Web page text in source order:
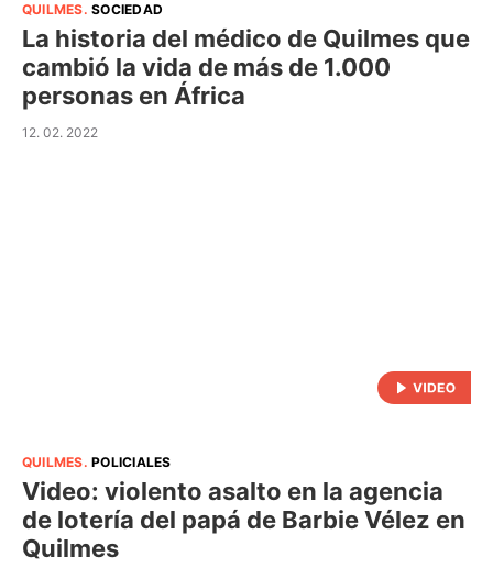
QUILMES.SOCIEDAD
La historia del médico de Quilmes que
cambió la vida de más de 1.000
personas en África
12. 02. 2022
QUILMES.POLICIALES
Video: violento asalto en la agencia
de lotería del papá de Barbie Vélez en
Quilmes